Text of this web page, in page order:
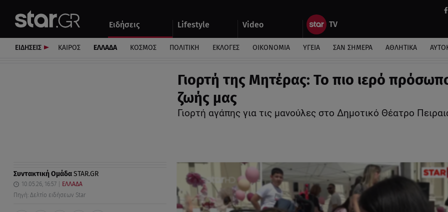
Ειδήσεις Lifestyle Video
Αυτοκίνητο
ΕΙΔΗΣΕΙΣ ΚΑΙΡΟΣ ΕΛΛΑΔΑ ΚΟΣΜΟΣ ΠΟΛΙΤΙΚΗ ΕΚΛΟΓΕΣ ΟΙΚΟΝΟΜΙΑ ΥΓΕΙΑ ΣΑΝ ΣΗΜΕΡΑ ΑΘΛΗΤΙΚΑ
Γιορτή της Μητέρας: Το πιο ιερό
ζωής μας
Γιορτή αγάπης για τις μανούλες στο Δημοτικό Θέατρο
Συντακτική ΟμάδαSTAR.GR
10.05.26, 16:57
ΕΛΛΑΔΑ
Πηγή: Δελτίο ειδήσεων Star